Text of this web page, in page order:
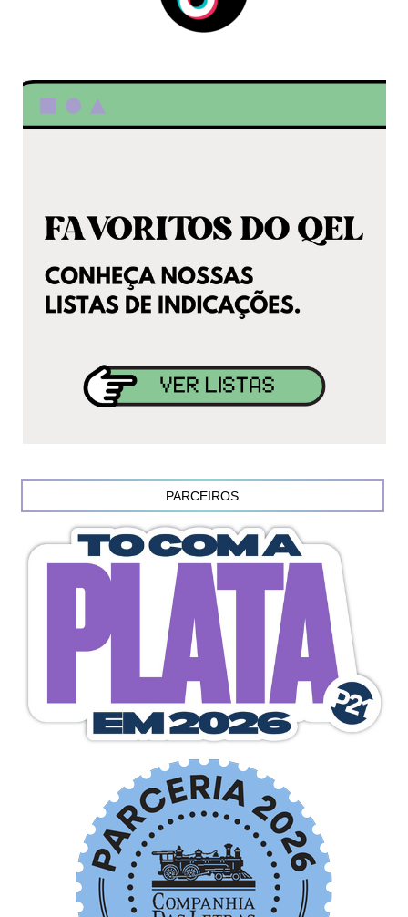
PARCEIROS